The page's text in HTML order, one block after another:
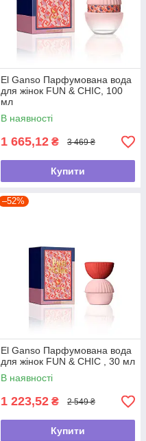
El Ganso Парфумована вода
для жінок FUN & CHIC, 100
мл
В наявності
1 665,12 ₴ 3 469 ₴
Купити
–52%
El Ganso Парфумована вода
для жінок FUN & CHIC , 30 мл
В наявності
1 223,52 ₴ 2 549 ₴
Купити